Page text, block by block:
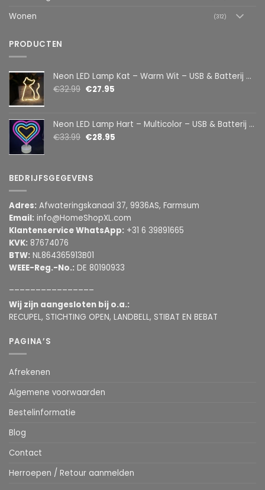
Wonen (312)
PRODUCTEN
Neon LED Lamp Kat – Warm Wit – USB & Batterij – Decoratieve Tafellamp voor Kinderkamer – 28,5 x 24,5 cm
€32.99 €27.95
Neon LED Lamp Hart – Multicolor – USB & Batterij – Hartvormige Sfeerlamp – Kinderkamer & Slaapkamer – 25,2 x 23 cm
€33.99 €28.95
BEDRIJFSGEGEVENS
Adres: Afwateringskanaal 37, 9936AS, Farmsum
Email: info@HomeShopXL.com
Klantenservice WhatsApp: +31 6 39891665
KVK: 87674076
BTW: NL864365913B01
WEEE-Reg.-No.: DE 80190933
Wij zijn aangesloten bij o.a.:
RECUPEL, STICHTING OPEN, LANDBELL, STIBAT EN BEBAT
PAGINA’S
Afrekenen
Algemene voorwaarden
Bestelinformatie
Blog
Contact
Herroepen / Retour aanmelden